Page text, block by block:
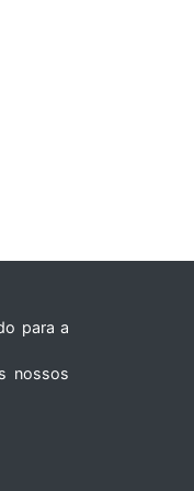
para a
nossos